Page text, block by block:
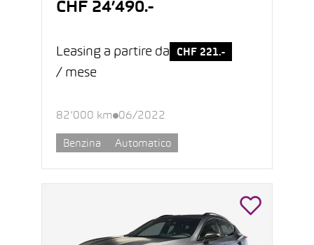
CHF 24’490.-
Leasing a partire da CHF 221.-
/ mese
82’000 km 06/2022
Benzina Automatico